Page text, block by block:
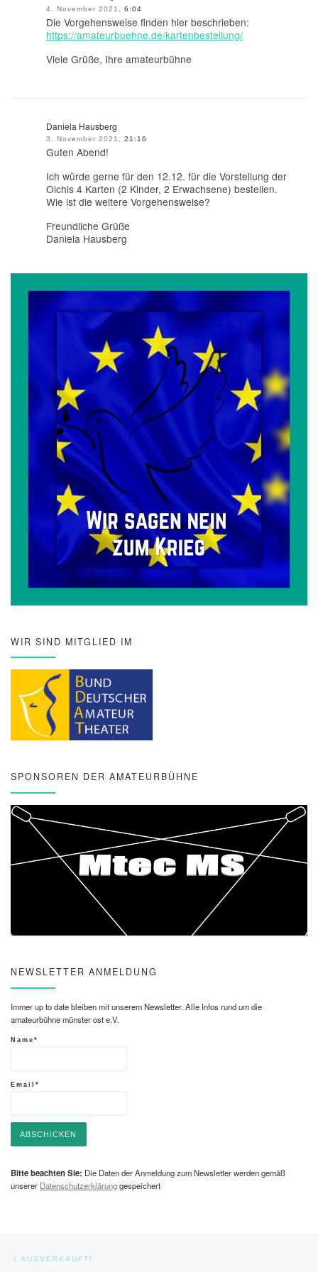
4. November 2021, 6:04
Die Vorgehensweise finden hier beschrieben:
https://amateurbuehne.de/kartenbestellung/
Viele Grüße, Ihre amateurbühne
Daniela Hausberg
3. November 2021, 21:16
Guten Abend!
Ich würde gerne für den 12.12. für die Vorstellung der
Olchis 4 Karten (2 Kinder, 2 Erwachsene) bestellen.
Wie ist die weitere Vorgehensweise?
Freundliche Grüße
Daniela Hausberg
WIR SIND MITGLIED IM
SPONSOREN DER AMATEURBÜHNE
NEWSLETTER ANMELDUNG
Immer up to date bleiben mit unserem Newsletter. Alle Infos rund um die
amateurbühne münster ost e.V.
Name*
Email*
Bitte beachten Sie: Die Daten der Anmeldung zum Newsletter werden gemäß
unserer Datenschutzerklärunggespeichert
Beitragsnavigation
AUSVERKAUFT!